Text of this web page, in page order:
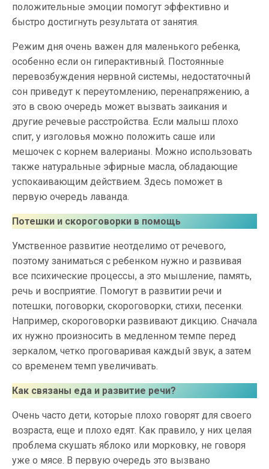
положительные эмоции помогут эффективно и
быстро достигнуть результата от занятия.
Режим дня очень важен для маленького ребенка,
особенно если он гиперактивный. Постоянные
перевозбуждения нервной системы, недостаточный
сон приведут к переутомлению, перенапряжению, а
это в свою очередь может вызвать заикания и
другие речевые расстройства. Если малыш плохо
спит, у изголовья можно положить саше или
мешочек с корнем валерианы. Можно использовать
также натуральные эфирные масла, обладающие
успокаивающим действием. Здесь поможет в
первую очередь лаванда.
Потешки и скороговорки в помощь
Умственное развитие неотделимо от речевого,
поэтому заниматься с ребенком нужно и развивая
все психические процессы, а это мышление, память,
речь и восприятие. Помогут в развитии речи и
потешки, поговорки, скороговорки, стихи, песенки.
Например, скороговорки развивают дикцию. Сначала
их нужно произносить в медленном темпе перед
зеркалом, четко проговаривая каждый звук, а затем
со временем темп увеличивать.
Как связаны еда и развитие речи?
Очень часто дети, которые плохо говорят для своего
возраста, еще и плохо едят. Как правило, у них целая
проблема скушать яблоко или морковку, не говоря
уже о мясе. В первую очередь это вызвано